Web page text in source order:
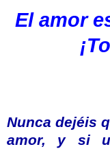
El amor
Nunca dejéis
amor, y si